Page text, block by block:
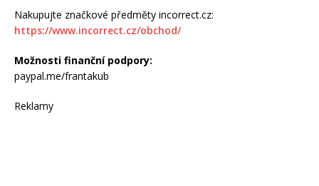
Nakupujte značkové předměty incorrect.cz:
https://www.incorrect.cz/obchod/
Možnosti finanční podpory:
paypal.me/frantakub
Reklamy